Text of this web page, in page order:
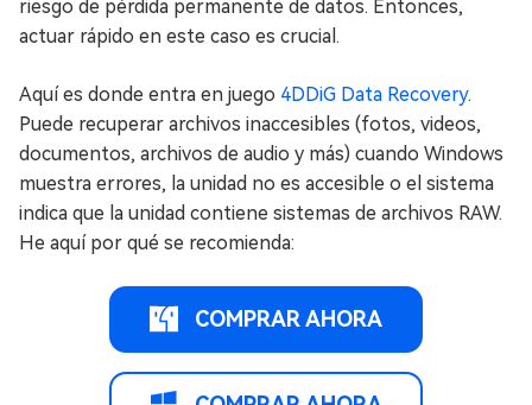
riesgo de pérdida permanente de datos. Entonces,
actuar rápido en este caso es crucial.
Aquí es donde entra en juego 4DDiG Data Recovery.
Puede recuperar archivos inaccesibles (fotos, videos,
documentos, archivos de audio y más) cuando Windows
muestra errores, la unidad no es accesible o el sistema
indica que la unidad contiene sistemas de archivos RAW.
He aquí por qué se recomienda:
COMPRAR AHORA